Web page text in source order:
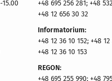
+48 695 256 281; +48
+48 12 656 30 32
Informatorium:
+48 12 36 10 152; +48 12
+48 12 36 10 153
REGON:
+48 695 255 990; +48